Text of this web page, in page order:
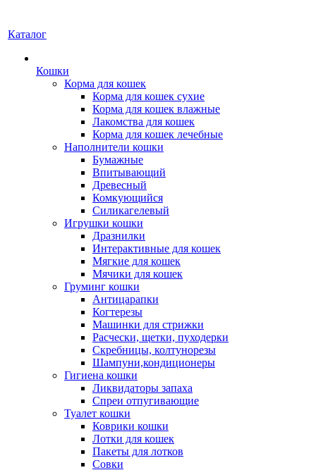
Каталог
Кошки
Корма для кошек
Корма для кошек сухие
Корма для кошек влажные
Лакомства для кошек
Корма для кошек лечебные
Наполнители кошки
Бумажные
Впитывающий
Древесный
Комкующийся
Силикагелевый
Игрушки кошки
Дразнилки
Интерактивные для кошек
Мягкие для кошек
Мячики для кошек
Груминг кошки
Антицарапки
Когтерезы
Машинки для стрижки
Расчески, щетки, пуходерки
Скребницы, колтунорезы
Шампуни,кондиционеры
Гигиена кошки
Ликвидаторы запаха
Спреи отпугивающие
Туалет кошки
Коврики кошки
Лотки для кошек
Пакеты для лотков
Совки